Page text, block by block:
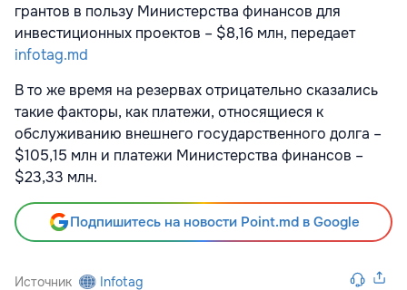
грантов в пользу Министерства финансов для
инвестиционных проектов – $8,16 млн, передает
infotag.md
В то же время на резервах отрицательно сказались
такие факторы, как платежи, относящиеся к
обслуживанию внешнего государственного долга –
$105,15 млн и платежи Министерства финансов –
$23,33 млн.
Подпишитесь на новости Point.md в Google
Источник Infotag